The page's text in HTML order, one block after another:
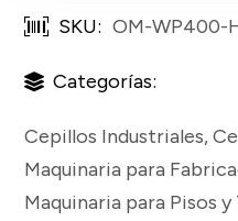
SKU: OM-WP400-
Categorías:
Cepillos Industriales,
Maquinaria para
Maquinaria para Pisos